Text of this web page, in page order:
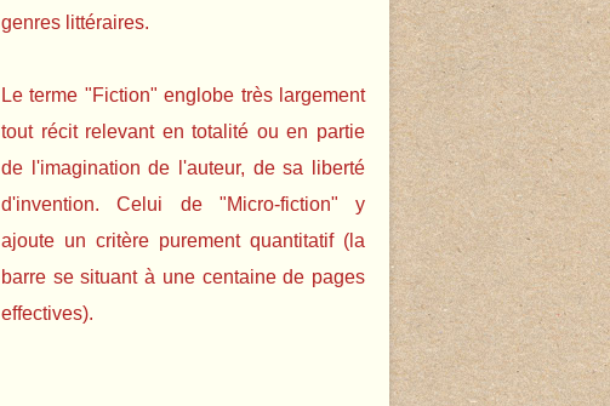
genres littéraires.
Le terme "Fiction" englobe très largement
tout récit relevant en totalité ou en partie
de l'imagination de l'auteur, de sa liberté
d'invention. Celui de "Micro-fiction" y
ajoute un critère purement quantitatif (la
barre se situant à une centaine de pages
effectives).